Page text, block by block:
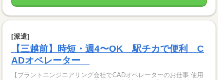
[派遣]
【三越前】時短・週4〜OK 駅チカで便利 C
ADオペレーター
【プラントエンジニアリング会社でCADオペレーターのお仕事 使用